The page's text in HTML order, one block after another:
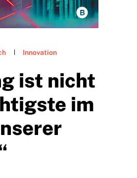
Innovation
ist nicht
im